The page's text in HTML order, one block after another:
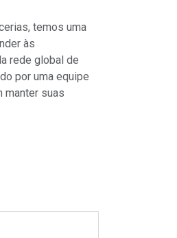
temos uma
às
rede global de
por uma equipe
manter suas